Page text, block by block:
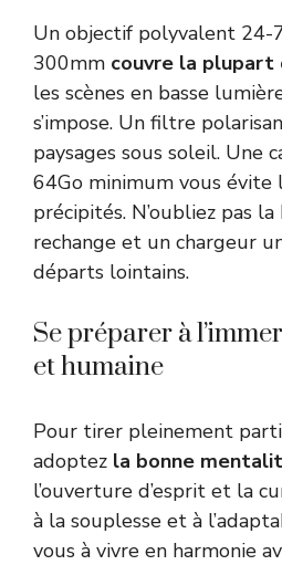
Un objectif polyvalent 24-
300mm couvre la plupart
les scènes en basse
s’impose. Un filtre
paysages sous soleil. Une
64Go minimum vous évite
précipités. N’oubliez pas
rechange et un chargeur
départs lointains.
Se préparer à
et humaine
Pour tirer pleinement
adoptez la bonne
l’ouverture d’esprit et la
à la souplesse et à
vous à vivre en harmonie